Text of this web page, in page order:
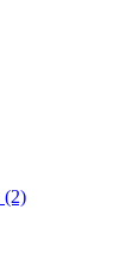
(2)